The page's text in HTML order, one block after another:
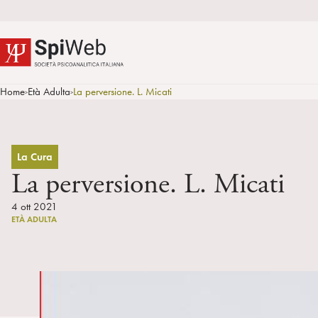
Home>Età Adulta>La perversione. L. Micati
La Cura
La perversione. L. Micati
4 ott 2021
ETÀ ADULTA